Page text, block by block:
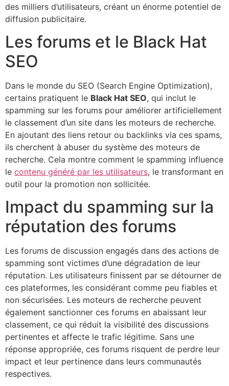
des milliers d’utilisateurs, créant un énorme potentiel de
diffusion publicitaire.
Les forums et le Black Hat
SEO
Dans le monde du SEO (Search Engine Optimization),
certains pratiquent le Black Hat SEO, qui inclut le
spamming sur les forums pour améliorer artificiellement
le classement d’un site dans les moteurs de recherche.
En ajoutant des liens retour ou backlinks via ces spams,
ils cherchent à abuser du système des moteurs de
recherche. Cela montre comment le spamming influence
le contenu généré par les utilisateurs, le transformant en
outil pour la promotion non sollicitée.
Impact du spamming sur la
réputation des forums
Les forums de discussion engagés dans des actions de
spamming sont victimes d’une dégradation de leur
réputation. Les utilisateurs finissent par se détourner de
ces plateformes, les considérant comme peu fiables et
non sécurisées. Les moteurs de recherche peuvent
également sanctionner ces forums en abaissant leur
classement, ce qui réduit la visibilité des discussions
pertinentes et affecte le trafic légitime. Sans une
réponse appropriée, ces forums risquent de perdre leur
impact et leur pertinence dans leurs communautés
respectives.